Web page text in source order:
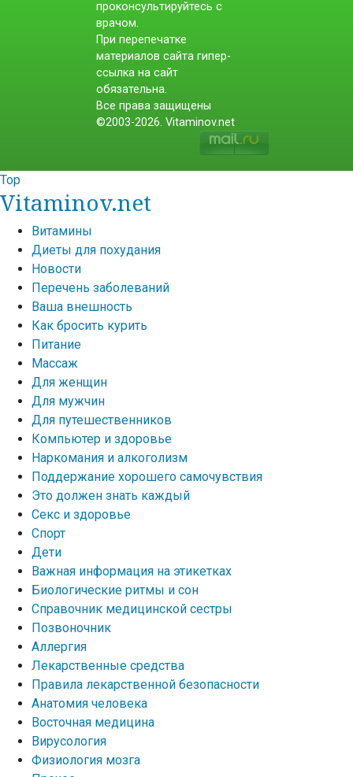
проконсультируйтесь с
врачом.
При перепечатке
материалов сайта гипер-
ссылка на сайт
обязательна.
Все права защищены
©2003-2026. Vitaminov.net
Top
Vitaminov.net
Витамины
Диеты для похудания
Новости
Перечень заболеваний
Ваша внешность
Как бросить курить
Питание
Массаж
Для женщин
Для мужчин
Для путешественников
Компьютер и здоровье
Наркомания и алкоголизм
Поддержание хорошего самочувствия
Это должен знать каждый
Секс и здоровье
Спорт
Дети
Важная информация на этикетках
Биологические ритмы и сон
Справочник медицинской сестры
Позвоночник
Аллергия
Лекарственные средства
Правила лекарственной безопасности
Aнатомия человека
Восточная медицина
Вирусология
Физиология мозга